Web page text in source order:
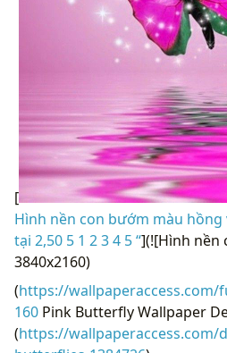
[
Hình nền con bướm màu hồng
tại 2,50 5 1 2 3 4 5 “](![Hình nền
3840x2160)
(https://wallpaperaccess.com/
160 Pink Butterfly Wallpaper
(https://wallpaperaccess.com/